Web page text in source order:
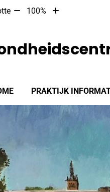
Tekst
10%
100%
Tekst
10%
PRAKTIJK